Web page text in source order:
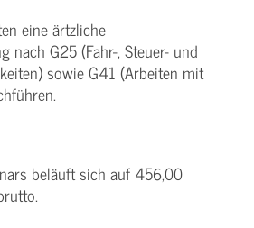
eine ärtzliche
nach G25 (Fahr-, Steuer- und
sowie G41 (Arbeiten mit
beläuft sich auf 456,00